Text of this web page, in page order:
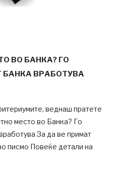
ВО БАНКА? ГО
БАНКА ВРАБОТУВА
веднаш пратете
место во Банка? Го
За да ве примат
писмо Повеќе детали на